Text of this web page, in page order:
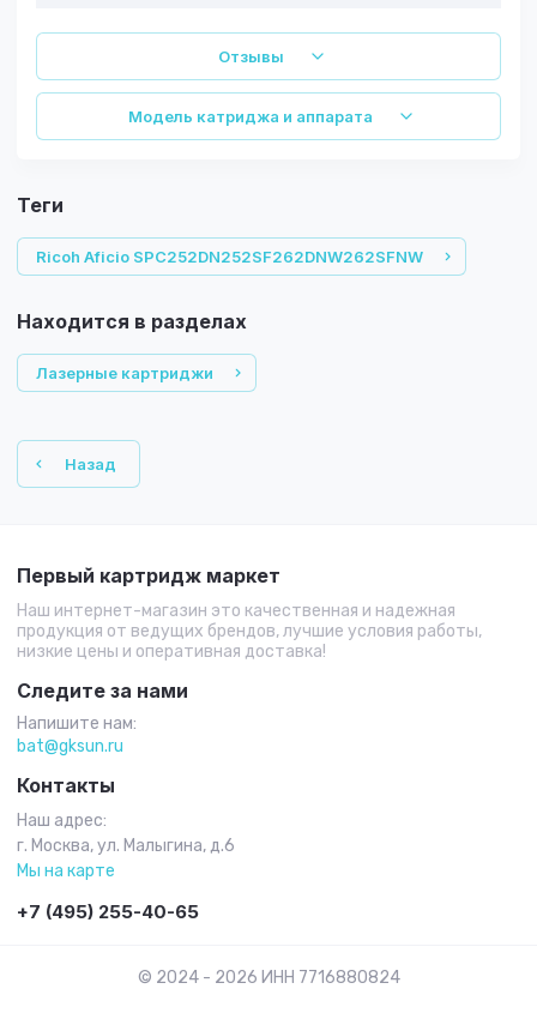
Отзывы
Модель катриджа и аппарата
теги
Ricoh Aficio SPC252DN252SF262DNW262SFNW
Находится в разделах
Лазерные картриджи
Назад
Первый картридж маркет
Наш интернет-магазин это качественная и надежная
продукция от ведущих брендов, лучшие условия работы,
низкие цены и оперативная доставка!
Следите за нами
Напишите нам:
bat@gksun.ru
Контакты
Наш адрес:
г. Москва, ул. Малыгина, д.6
Мы на карте
+7 (495) 255-40-65
© 2024 - 2026 ИНН 7716880824